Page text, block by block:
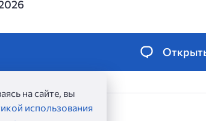
на сайте, вы
использования